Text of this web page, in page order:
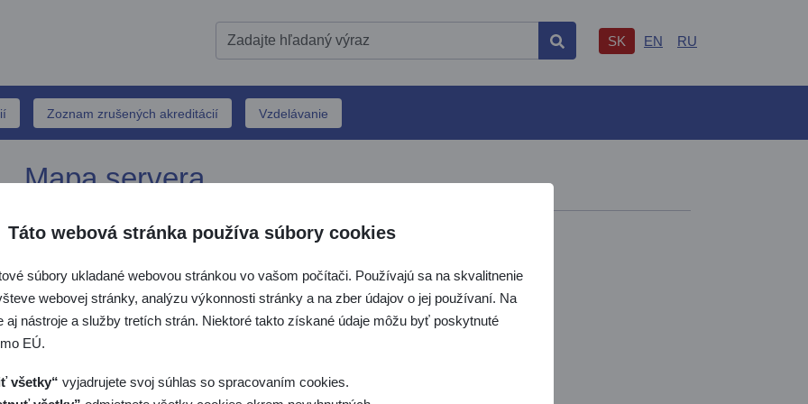
SK EN
RU
Hľadať
Zoznam zrušených akreditácií Vzdelávanie
/ zatvoriť menu - O nás
/ zatvoriť menu - Akreditácia
/ zatvoriť menu - SLP
Mapa servera
Aktuality
Identifikácia SNAS
Táto webová stránka používa súbory cookies
súbory ukladané webovou stránkou vo vašom počítači. Používajú sa na skvalitnenie
webovej stránky, analýzu výkonnosti stránky a na zber údajov o jej používaní. Na
aj nástroje a služby tretích strán. Niektoré takto získané údaje môžu byť poskytnuté
EÚ.
všetky“ vyjadrujete svoj súhlas so spracovaním cookies.